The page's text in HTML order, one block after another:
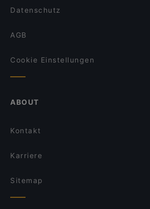
Datenschutz
AGB
Cookie Einstellungen
ABOUT
Kontakt
Karriere
Sitemap